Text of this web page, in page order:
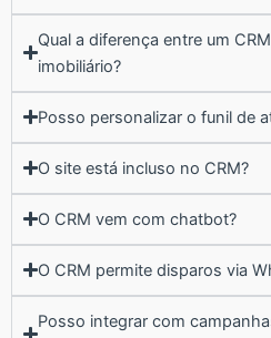
Qual a diferença entre um
imobiliário?
Posso personalizar o funil de
O site está incluso no CRM?
O CRM vem com chatbot?
O CRM permite disparos via
Posso integrar com